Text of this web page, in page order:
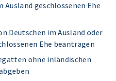
Ausland geschlossenen Ehe
Deutschen im Ausland oder
Ehe beantragen
ohne inländischen